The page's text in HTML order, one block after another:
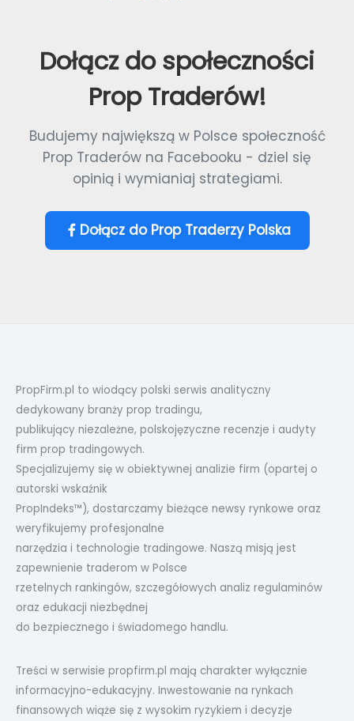
Dołącz do społeczności
Prop Traderów!
Budujemy największą w Polsce społeczność
Prop Traderów na Facebooku - dziel się
opinią i wymianiaj strategiami.
Dołącz do Prop Traderzy Polska
PropFirm.pl to wiodący polski serwis analityczny
dedykowany branży prop tradingu,
publikujący niezależne, polskojęzyczne recenzje i audyty
firm prop tradingowych.
Specjalizujemy się w obiektywnej analizie firm (opartej o
autorski wskaźnik
PropIndeks™), dostarczamy bieżące newsy rynkowe oraz
weryfikujemy profesjonalne
narzędzia i technologie tradingowe. Naszą misją jest
zapewnienie traderom w Polsce
rzetelnych rankingów, szczegółowych analiz regulaminów
oraz edukacji niezbędnej
do bezpiecznego i świadomego handlu.
Treści w serwisie propfirm.pl mają charakter wyłącznie
informacyjno-edukacyjny. Inwestowanie na rynkach
finansowych wiąże się z wysokim ryzykiem i decyzje